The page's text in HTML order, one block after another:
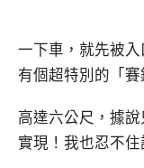
一下車，就先被
有個超特別的「賽
高達六公尺，據
實現！我也忍不